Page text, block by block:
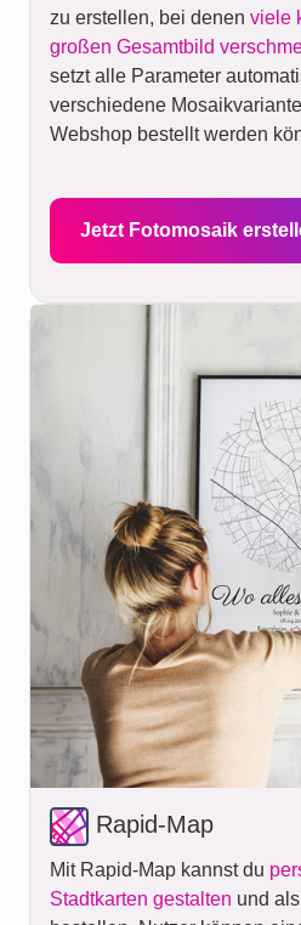
zu erstellen, bei denen viele
großen Gesamtbild
setzt alle Parameter
verschiedene
Webshop bestellt werden
Jetzt Fotomosaik
Rapid-Map
Mit Rapid-Map kannst du
Stadtkarten gestalten und